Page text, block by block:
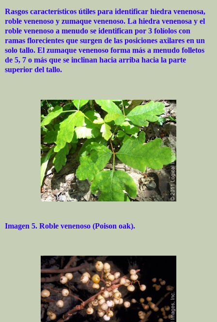
Rasgos característicos útiles para identificar hiedra venenosa,
roble venenoso y zumaque venenoso. La hiedra venenosa y el
roble venenoso a menudo se identifican por 3 folíolos con
ramas florecientes que surgen de las posiciones axilares en un
solo tallo. El zumaque venenoso forma más a menudo folletos
de 5, 7 o más que se inclinan hacia arriba hacia la parte
superior del tallo.
Imagen 5. Roble venenoso (Poison oak).